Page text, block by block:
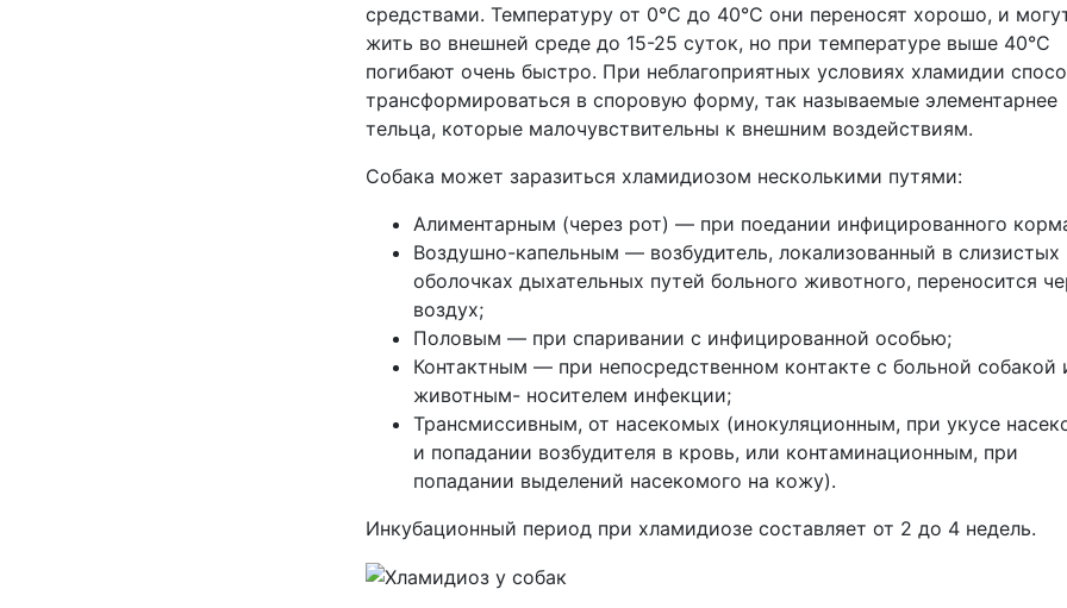
средствами. Температуру от 0°С до 40°С они переносят хорошо, и
жить во внешней среде до 15-25 суток, но при температуре выше 40°С
погибают очень быстро. При неблагоприятных условиях хламидии
трансформироваться в споровую форму, так называемые элементарнее
тельца, которые малочувствительны к внешним воздействиям.
Собака может заразиться хламидиозом несколькими путями:
Алиментарным (через рот) ― при поедании инфицированного
Воздушно-капельным ― возбудитель, локализованный в слизистых
оболочках дыхательных путей больного животного, переносится
воздух;
Половым ― при спаривании с инфицированной особью;
Контактным ― при непосредственном контакте с больной собакой
животным- носителем инфекции;
Трансмиссивным, от насекомых (инокуляционным, при укусе
и попадании возбудителя в кровь, или контаминационным, при
попадании выделений насекомого на кожу).
Инкубационный период при хламидиозе составляет от 2 до 4 недель.